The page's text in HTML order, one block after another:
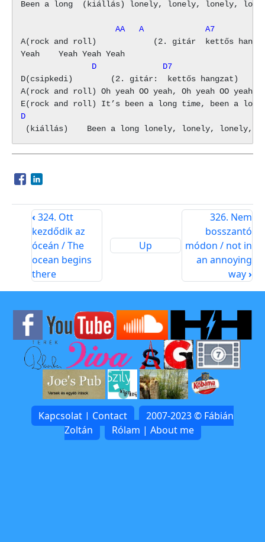
Been a long  (kiállás) lonely, lonely, lonely,
                    AA   A             A7
A(rock and roll)            (2. gitár  kettős
               D              D7
D(csipkedi)        (2. gitár:  kettős hangzat)
A(rock and roll) Oh yeah OO yeah, Oh yeah OO yeah
D
Opens in a new window
Opens in a new window
‹ 324. Ott
kezdődik az
óceán / The
ocean begins
there
Up
326. Nem
bosszantó
módon / not in
an annoying
way›
Kapcsolat | Contact
2007-2023 © Fábián
Zoltán
Rólam | About me